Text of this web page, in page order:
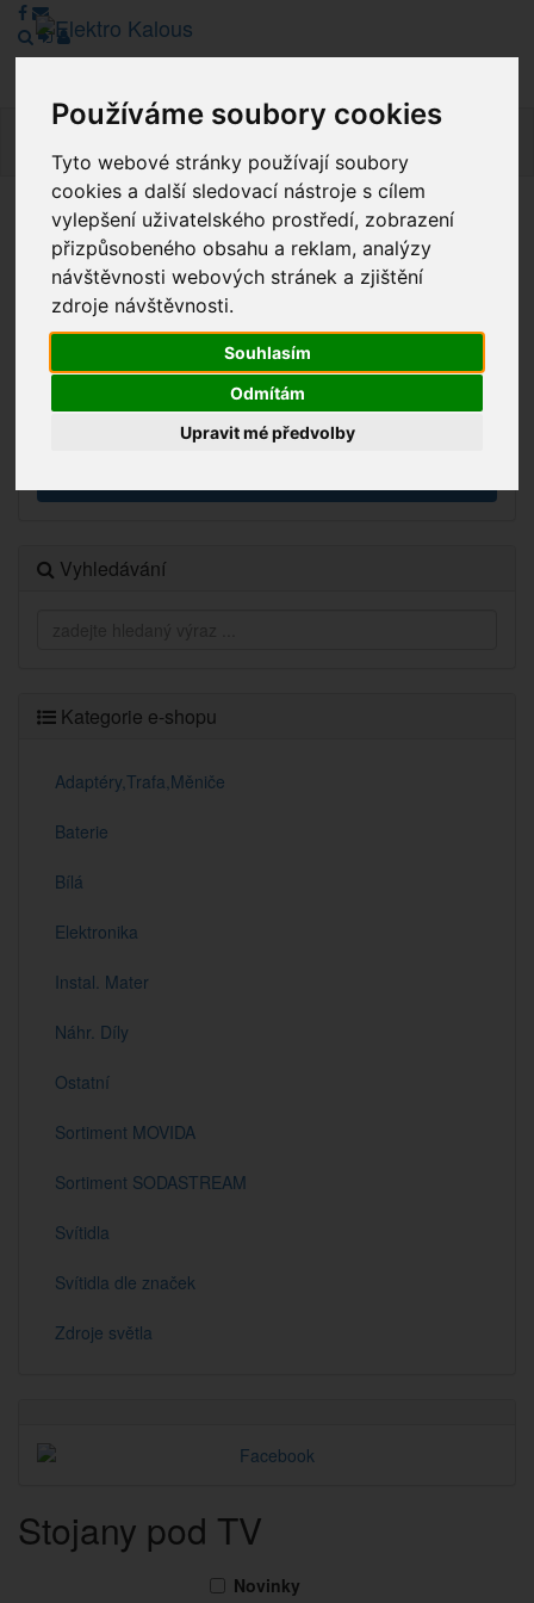
Používáme soubory cookies
Tyto webové stránky používají soubory
cookies a další sledovací nástroje s cílem
vylepšení uživatelského prostředí, zobrazení
přizpůsobeného obsahu a reklam, analýzy
návštěvnosti webových stránek a zjištění
zdroje návštěvnosti.
Souhlasím
Odmítám
Upravit mé předvolby
Vážení zákazníci, v tuto chvíli je Náš internetový obchod v
režimu Katalogu. Objednávky on-line nyní nelze vyřídit.
Děkujeme za pochopení.
Výprodej
Vyhledávání
Kategorie e-shopu
Adaptéry,Trafa,Měniče
Baterie
Bílá
Elektronika
Instal. Mater
Náhr. Díly
Ostatní
Sortiment MOVIDA
Sortiment SODASTREAM
Svítidla
Svítidla dle značek
Zdroje světla
Stojany pod TV
Novinky